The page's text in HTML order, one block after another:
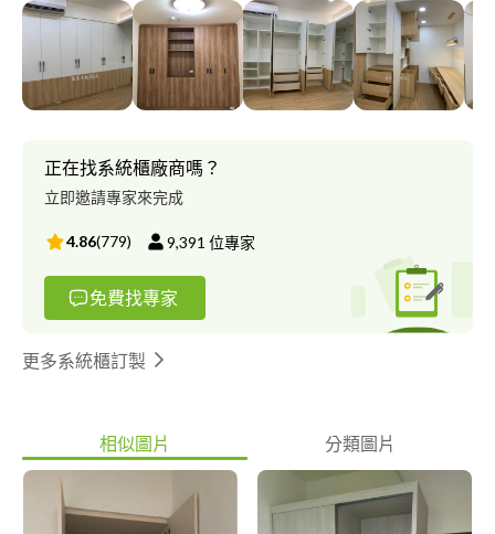
報告 用最安全的材料 打造你最溫暖的家 #衣櫃 #鞋櫃 #櫥櫃 #浴櫃
只要有櫃就讓您不貴 新竹以北 丈量詢問計價請洽 小蔡☎️ :零九壹
壹-九八五-三四零 小蔡line: a 2 6 3 7 2 2 6 2 FB?嘉宸系統傢俱 線上
目錄提供參考 https://drive.google.com/drive/folders/1Ko-
oVsz7YaCjV1B4pOxEqfaXreMjmJBx?usp=sharing
正在找系統櫃廠商嗎？
立即邀請專家來完成
4.86(779) 9,391 位專家
免費找專家
更多系統櫃訂製
相似圖片 分類圖片